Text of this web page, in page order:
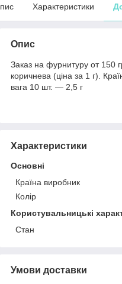
Характеристики
Опис
Заказ на фурнитуру от 150
коричнева (ціна за 1 г).
вага 10 шт. — 2,5 г
Характеристики
Основні
Країна виробник
Колір
Користувальницькі
Стан
Умови доставки